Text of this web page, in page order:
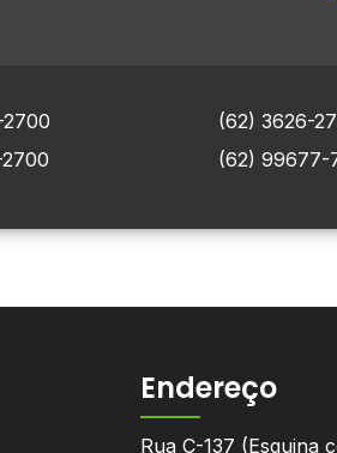
(62) 3626-
(62) 99677-
Endereço
Rua C-137 (Esquina